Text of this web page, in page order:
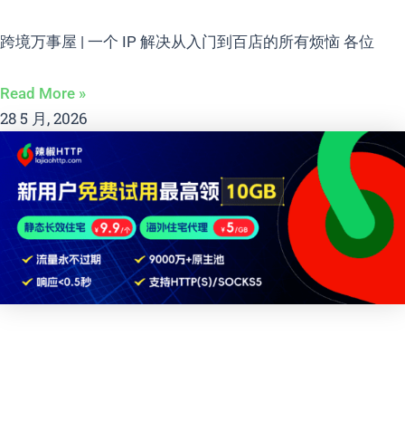
跨境万事屋 | 一个 IP 解决从入门到百店的所有烦恼 各位
Read More »
28 5 月, 2026